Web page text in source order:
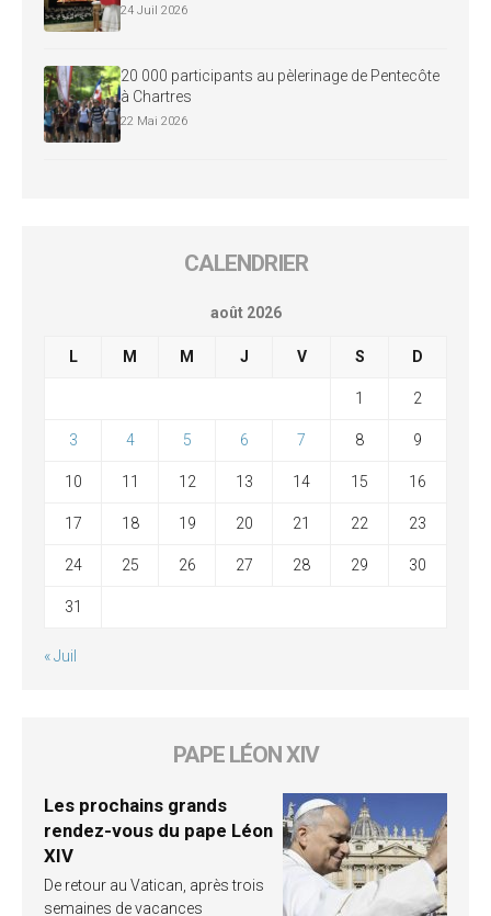
24 Juil 2026
20 000 participants au pèlerinage de Pentecôte
à Chartres
22 Mai 2026
CALENDRIER
août 2026
L M M J V S D
1 2
3 4 5 6 7 8 9
10 11 12 13 14 15 16
17 18 19 20 21 22 23
24 25 26 27 28 29 30
31
« Juil
PAPE LÉON XIV
Les prochains grands
rendez-vous du pape Léon
XIV
De retour au Vatican, après trois
semaines de vacances